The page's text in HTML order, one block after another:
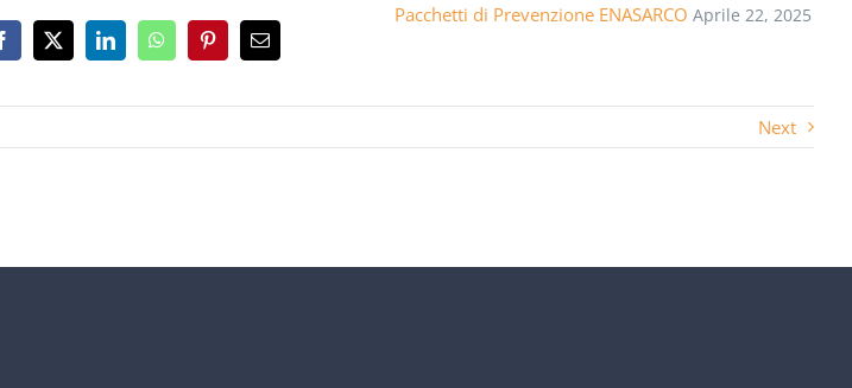
Pacchetti di Prevenzione ENASARCO Aprile 22, 2025
Next